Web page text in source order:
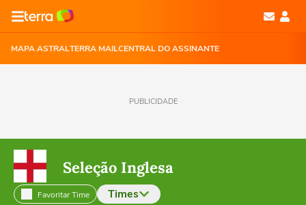
MAPA ASTRALTERRA MAILCENTRAL DO ASSINANTE
PUBLICIDADE
Seleção Inglesa
Favoritar Time Times